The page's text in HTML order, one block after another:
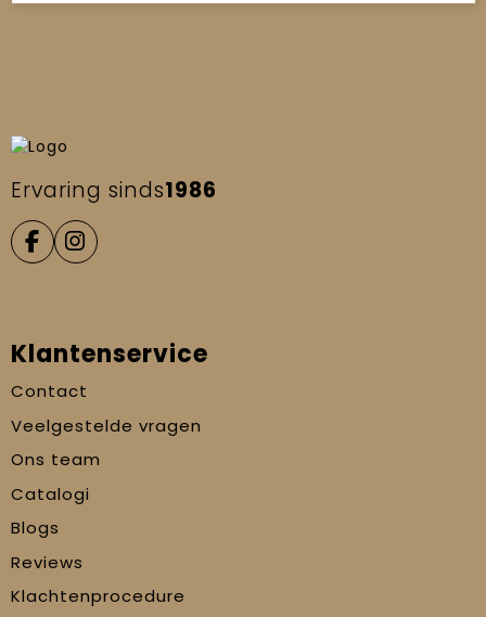
Ervaring sinds1986
Klantenservice
Contact
Veelgestelde vragen
Ons team
Catalogi
Blogs
Reviews
Klachtenprocedure